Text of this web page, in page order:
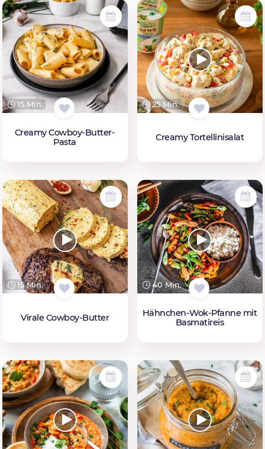
15 Min.
Creamy Cowboy-Butter-
Pasta
25 Min.
Creamy Tortellinisalat
15 Min.
Virale Cowboy-Butter
40 Min.
Hähnchen-Wok-Pfanne mit
Basmatireis